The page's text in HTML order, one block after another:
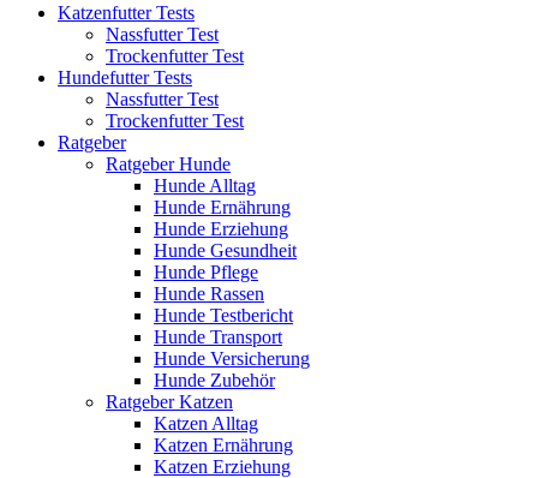
Katzenfutter Tests
Nassfutter Test
Trockenfutter Test
Hundefutter Tests
Nassfutter Test
Trockenfutter Test
Ratgeber
Ratgeber Hunde
Hunde Alltag
Hunde Ernährung
Hunde Erziehung
Hunde Gesundheit
Hunde Pflege
Hunde Rassen
Hunde Testbericht
Hunde Transport
Hunde Versicherung
Hunde Zubehör
Ratgeber Katzen
Katzen Alltag
Katzen Ernährung
Katzen Erziehung